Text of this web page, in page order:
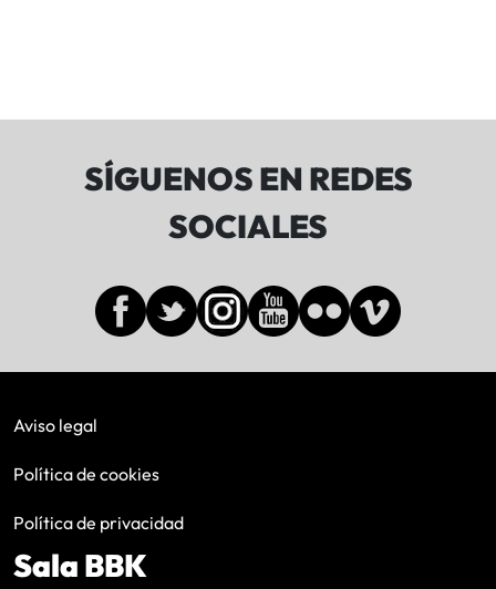
SÍGUENOS EN REDES
SOCIALES
Aviso legal
Política de cookies
Política de privacidad
Sala BBK